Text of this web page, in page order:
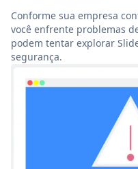
Conforme sua empresa
você enfrente problemas
podem tentar explorar
segurança.